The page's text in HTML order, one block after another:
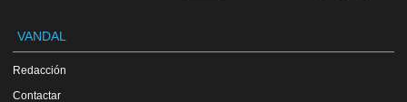
VANDAL
Redacción
Contactar